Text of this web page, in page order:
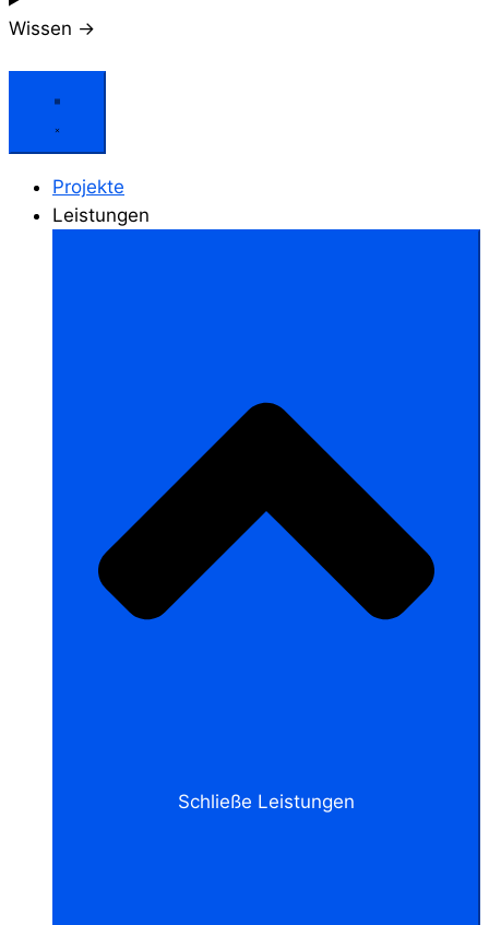
Wissen →
Projekte
Leistungen
Schließe Leistungen